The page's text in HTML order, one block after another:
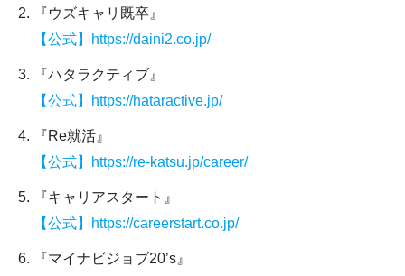
『ウズキャリ既卒』
【公式】https://daini2.co.jp/
『ハタラクティブ』
【公式】https://hataractive.jp/
『Re就活』
【公式】https://re-katsu.jp/career/
『キャリアスタート』
【公式】https://careerstart.co.jp/
『マイナビジョブ20’s』